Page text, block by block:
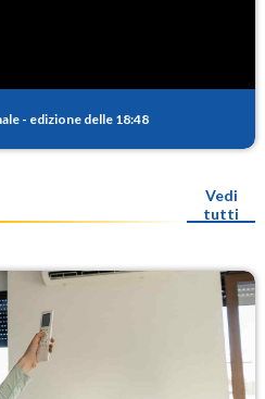
- edizione delle 18:48
Vedi
tutti